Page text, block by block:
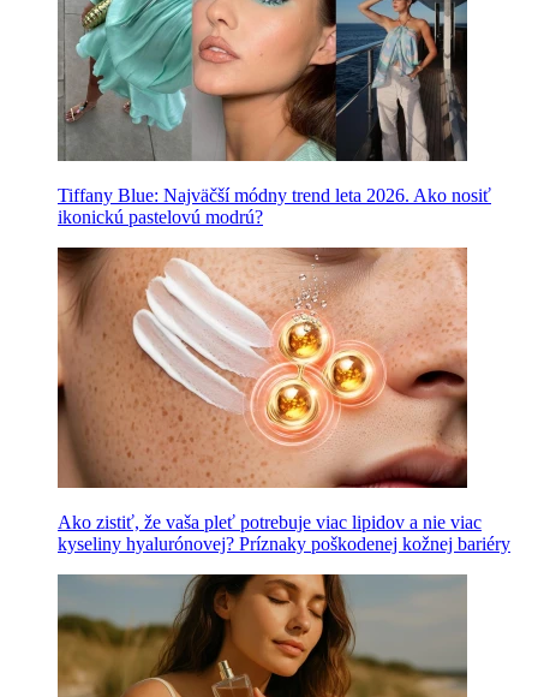
Tiffany Blue: Najväčší módny trend leta 2026. Ako nosiť
ikonickú pastelovú modrú?
Ako zistiť, že vaša pleť potrebuje viac lipidov a nie viac
kyseliny hyalurónovej? Príznaky poškodenej kožnej bariéry